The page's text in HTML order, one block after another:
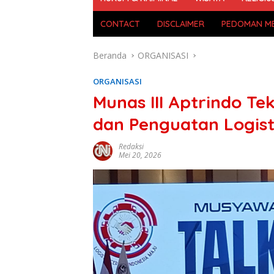
CONTACT DISCLAIMER PEDOMAN
Beranda ORGANISASI
ORGANISASI
Munas III Aptrindo
dan Penguatan
Redaksi
Mei 20, 2026